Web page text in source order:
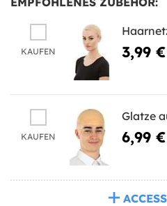
KAUFEN 3,99 €
KAUFEN
Glatze
6,99 €